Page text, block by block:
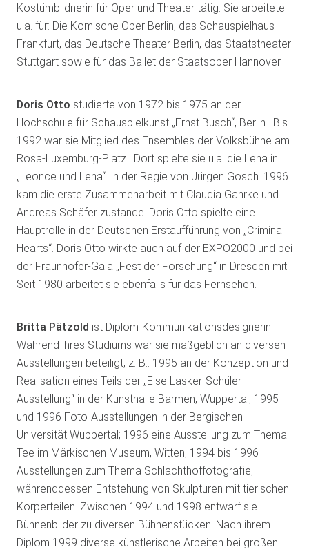
Kostümbildnerin für Oper und Theater tätig. Sie arbeitete
u.a. für: Die Komische Oper Berlin, das Schauspielhaus
Frankfurt, das Deutsche Theater Berlin, das Staatstheater
Stuttgart sowie für das Ballet der Staatsoper Hannover.
Doris Otto studierte von 1972 bis 1975 an der
Hochschule für Schauspielkunst „Ernst Busch“, Berlin. Bis
1992 war sie Mitglied des Ensembles der Volksbühne am
Rosa-Luxemburg-Platz. Dort spielte sie u.a. die Lena in
„Leonce und Lena“ in der Regie von Jürgen Gosch. 1996
kam die erste Zusammenarbeit mit Claudia Gahrke und
Andreas Schäfer zustande. Doris Otto spielte eine
Hauptrolle in der Deutschen Erstaufführung von „Criminal
Hearts“. Doris Otto wirkte auch auf der EXPO2000 und bei
der Fraunhofer-Gala „Fest der Forschung“ in Dresden mit.
Seit 1980 arbeitet sie ebenfalls für das Fernsehen.
Britta Pätzold ist Diplom-Kommunikationsdesignerin.
Während ihres Studiums war sie maßgeblich an diversen
Ausstellungen beteiligt, z. B.: 1995 an der Konzeption und
Realisation eines Teils der „Else Lasker-Schüler-
Ausstellung“ in der Kunsthalle Barmen, Wuppertal; 1995
und 1996 Foto-Ausstellungen in der Bergischen
Universität Wuppertal; 1996 eine Ausstellung zum Thema
Tee im Märkischen Museum, Witten; 1994 bis 1996
Ausstellungen zum Thema Schlachthoffotografie;
währenddessen Entstehung von Skulpturen mit tierischen
Körperteilen. Zwischen 1994 und 1998 entwarf sie
Bühnenbilder zu diversen Bühnenstücken. Nach ihrem
Diplom 1999 diverse künstlerische Arbeiten bei großen